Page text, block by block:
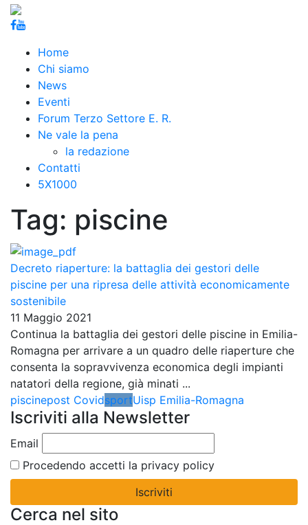
Home
Chi siamo
News
Eventi
Forum Terzo Settore E. R.
Ne vale la pena
la redazione
Contatti
5X1000
Tag: piscine
Decreto riaperture: la battaglia dei gestori delle
piscine per una ripresa delle attività economicamente
sostenibile
11 Maggio 2021
Continua la battaglia dei gestori delle piscine in Emilia-
Romagna per arrivare a un quadro delle riaperture che
consenta la sopravvivenza economica degli impianti
natatori della regione, già minati ...
piscinepost CovidsportUisp Emilia-Romagna
Iscriviti alla Newsletter
Email
Procedendo accetti la privacy policy
Cerca nel sito